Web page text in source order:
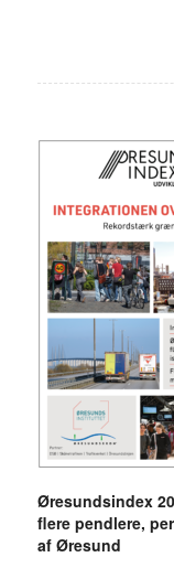
Øresundsindex
flere pendlere,
af Øresund